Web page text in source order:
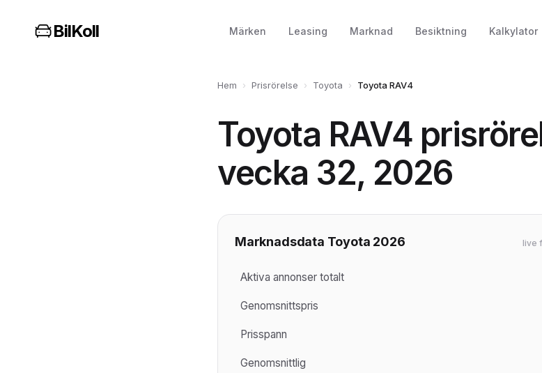
BilKoll Märken Leasing Marknad Besiktning Kalkylator
Hem › Prisrörelse › Toyota › Toyota RAV4
Toyota RAV4
vecka 32, 2026
Marknadsdata Toyota 2026 live
Aktiva annonser totalt
Genomsnittspris
Prisspann
Genomsnittlig